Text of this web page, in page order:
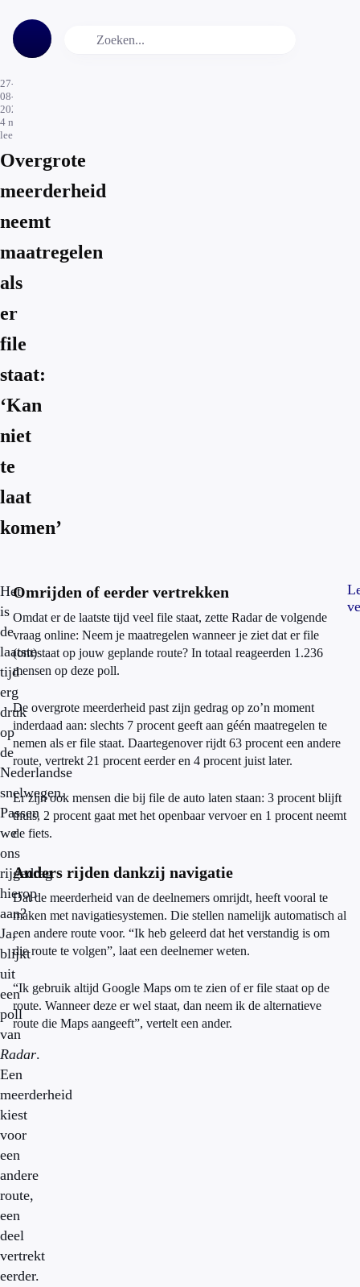
27-
08-
2024
4 min.
leestijd
Overgrote
meerderheid
neemt
maatregelen
als
er
file
staat:
‘Kan
niet
te
laat
komen’
Het
is
de
laatste
tijd
erg
druk
op
de
Nederlandse
snelwegen.
Passen
we
ons
rijgedrag
hierop
aan?
Ja,
blijkt
uit
een
poll
van
Radar.
Een
meerderheid
kiest
voor
een
andere
route,
een
deel
vertrekt
eerder.
Omrijden of eerder vertrekken
Omdat er de laatste tijd veel file staat, zette Radar de volgende
vraag online: Neem je maatregelen wanneer je ziet dat er file
(ont)staat op jouw geplande route? In totaal reageerden 1.236
mensen op deze poll.
De overgrote meerderheid past zijn gedrag op zo’n moment
inderdaad aan: slechts 7 procent geeft aan géén maatregelen te
nemen als er file staat. Daartegenover rijdt 63 procent een andere
route, vertrekt 21 procent eerder en 4 procent juist later.
Er zijn ook mensen die bij file de auto laten staan: 3 procent blijft
thuis, 2 procent gaat met het openbaar vervoer en 1 procent neemt
de fiets.
Anders rijden dankzij navigatie
Dat de meerderheid van de deelnemers omrijdt, heeft vooral te
maken met navigatiesystemen. Die stellen namelijk automatisch al
een andere route voor. “Ik heb geleerd dat het verstandig is om
die route te volgen”, laat een deelnemer weten.
“Ik gebruik altijd Google Maps om te zien of er file staat op de
route. Wanneer deze er wel staat, dan neem ik de alternatieve
route die Maps aangeeft”, vertelt een ander.